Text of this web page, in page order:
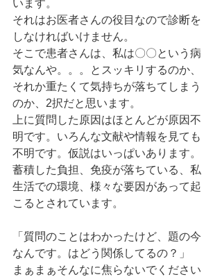
います。
それはお医者さんの役目なので診断を
しなければいけません。
そこで患者さんは、私は〇〇という病
気なんや。。。とスッキリするのか、
それか重たくて気持ちが落ちてしまう
のか、2択だと思います。
上に質問した原因はほとんどが原因不
明です。いろんな文献や情報を見ても
不明です。仮説はいっぱいあります。
蓄積した負担、免疫が落ちている、私
生活での環境、様々な要因があって起
こるとされています。
「質問のことはわかったけど、題の今
なんです。はどう関係してるの？」
まぁまぁそんなに焦らないでください